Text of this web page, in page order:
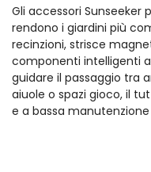
Gli accessori Sunseeker
rendono i giardini più
recinzioni, strisce
componenti intelligenti
guidare il passaggio tra
aiuole o spazi gioco, il
e a bassa